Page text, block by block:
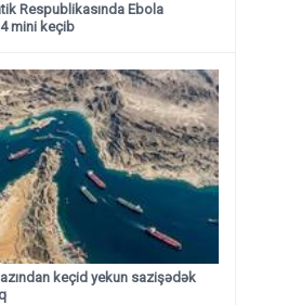
Respublikasında Ebola
mini keçib
keçid yekun sazişədək